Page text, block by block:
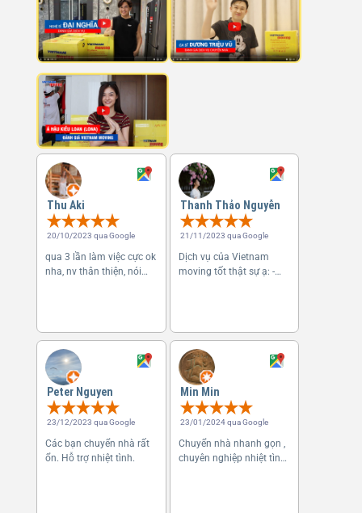
Thu Aki
20/10/2023 qua Google
qua 3 lần làm việc cực ok
nha, nv thân thiện, nói
train, mà sau đó cũng
giai quyet ổn, nên khá ok
Thanh Thảo Nguyễn
21/11/2023 qua Google
Dịch vụ của Vietnam
moving tốt thật sự ạ: -
lắm. - Làm việc nhanh
gọn, tận tâm, không
muốn để KH ...
Peter Nguyen
23/12/2023 qua Google
Các bạn chuyển nhà rất
ổn. Hỗ trợ nhiệt tình.
Min Min
23/01/2024 qua Google
Chuyển nhà nhanh gọn ,
chuyên nghiệp nhiệt tình